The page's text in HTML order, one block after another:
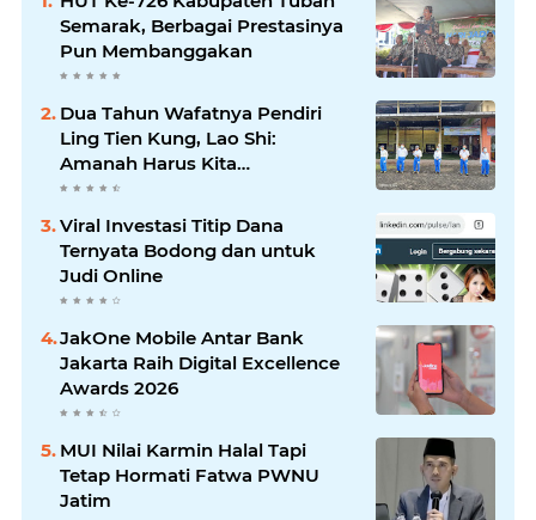
Semarak, Berbagai Prestasinya
Pun Membanggakan
Dua Tahun Wafatnya Pendiri
Ling Tien Kung, Lao Shi:
Amanah Harus Kita
Laksanakan!
Viral Investasi Titip Dana
Ternyata Bodong dan untuk
Judi Online
JakOne Mobile Antar Bank
Jakarta Raih Digital Excellence
Awards 2026
MUI Nilai Karmin Halal Tapi
Tetap Hormati Fatwa PWNU
Jatim